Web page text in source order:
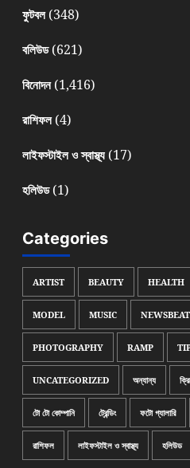
ফুটবল(348)
বলিউড(621)
বিনোদন(1,416)
রাশিফল(4)
লাইফস্টাইল ও স্বাস্থ্য(17)
হলিউড(1)
Categories
ARTIST BEAUTY HEALTH
MODEL MUSIC NEWSBEAT
PHOTOGRAPHY RAMP
UNCATEGORIZED অন্যান্য
টো টো কোম্পানি ট্রেন্ডিং ফটো গ্যালারি
রাশিফল লাইফস্টাইল ও স্বাস্থ্য হলিউড